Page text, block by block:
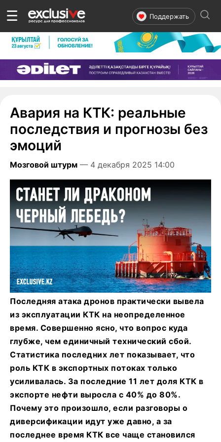
☰ Поддержать
Авария на КТК: реальные
последствия и прогнозы без
эмоций
Мозговой штурм — 4 декабря 2025 14:00
Последняя атака дронов практически вывела
из эксплуатации КТК на неопределенное
время. Совершенно ясно, что вопрос куда
глубже, чем единичный технический сбой.
Статистика последних лет показывает, что
роль КТК в экспортных потоках только
усиливалась. За последние 11 лет доля КТК в
экспорте нефти выросла с 40% до 80%.
Почему это произошло, если разговоры о
диверсификации идут уже давно, а за
последнее время КТК все чаще становился